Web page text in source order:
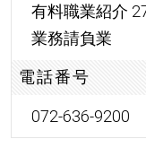
有料職業紹介
業務請負業
電話番号
072-636-9200